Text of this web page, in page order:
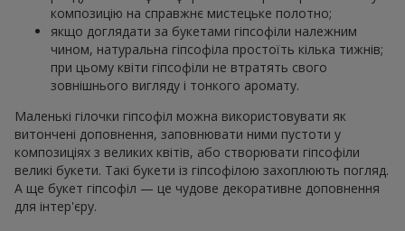
композицію на справжнє мистецьке полотно;
якщо доглядати за букетами гіпсофіли належним
чином, натуральна гіпсофіла простоїть кілька тижнів;
при цьому квіти гіпсофіли не втратять свого
зовнішнього вигляду і тонкого аромату.
Маленькі гілочки гіпсофіл можна використовувати як
витончені доповнення, заповнювати ними пустоти у
композиціях з великих квітів, або створювати гіпсофіли
великі букети. Такі букети із гіпсофілою захоплюють погляд.
А ще букет гіпсофіл — це чудове декоративне доповнення
для інтер'єру.